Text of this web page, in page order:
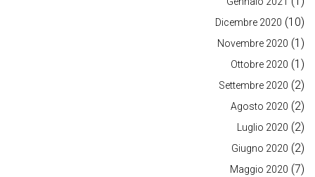
Dicembre 2020 (10)
Novembre 2020 (1)
Ottobre 2020 (1)
Settembre 2020 (2)
Agosto 2020 (2)
Luglio 2020 (2)
Giugno 2020 (2)
Maggio 2020 (7)